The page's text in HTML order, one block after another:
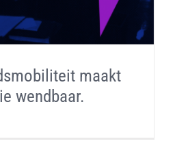
maakt
wendbaar.